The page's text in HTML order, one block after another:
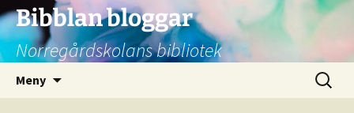
Bibblan bloggar
Norregårdskolans bibliotek
Meny
Sök
efter: